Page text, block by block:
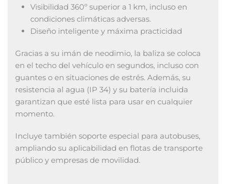
Visibilidad 360º superior a 1 km, incluso en
condiciones climáticas adversas.
Diseño inteligente y máxima practicidad
Gracias a su imán de neodimio, la baliza se coloca
en el techo del vehículo en segundos, incluso con
guantes o en situaciones de estrés. Además, su
resistencia al agua (IP 34) y su batería incluida
garantizan que esté lista para usar en cualquier
momento.
Incluye también soporte especial para autobuses,
ampliando su aplicabilidad en flotas de transporte
público y empresas de movilidad.